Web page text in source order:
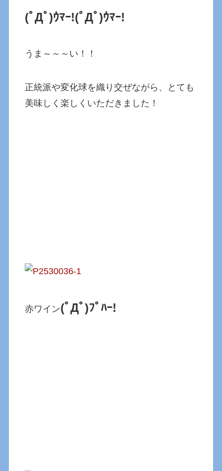
(ﾟДﾟ)ｳﾏｰ!(ﾟДﾟ)ｳﾏｰ!
うま～～～い！！
正統派や変化球を織り交ぜながら、とても
美味しく楽しくいただきました！
赤ワイン(ﾟДﾟ)ﾌﾟﾊｰ!